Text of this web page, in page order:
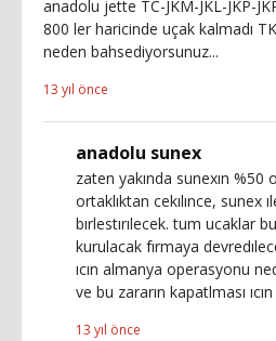
anadolu jette TC-JKM-JKL-JKP-
800 ler haricinde uçak kalmadı
neden bahsediyorsunuz...
13 yıl önce
anadolu sunex
zaten yakında sunexın %50
ortaklıktan cekılınce, sunex
bırlestırılecek. tum ucaklar
kurulacak fırmaya
ıcın almanya operasyonu
ve bu zararın kapatlması
13 yıl önce